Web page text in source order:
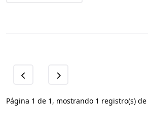
Página 1 de 1, mostrando 1 registro(s)